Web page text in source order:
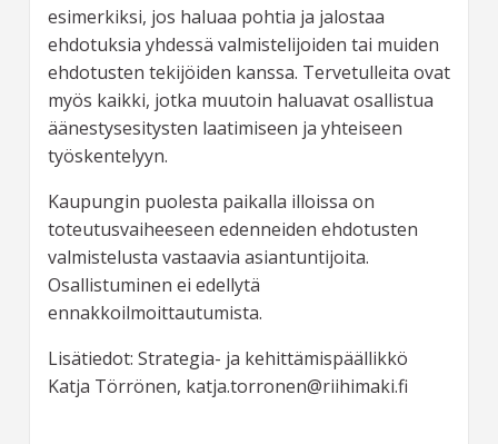
esimerkiksi, jos haluaa pohtia ja jalostaa
ehdotuksia yhdessä valmistelijoiden tai muiden
ehdotusten tekijöiden kanssa. Tervetulleita ovat
myös kaikki, jotka muutoin haluavat osallistua
äänestysesitysten laatimiseen ja yhteiseen
työskentelyyn.
Kaupungin puolesta paikalla illoissa on
toteutusvaiheeseen edenneiden ehdotusten
valmistelusta vastaavia asiantuntijoita.
Osallistuminen ei edellytä
ennakkoilmoittautumista.
Lisätiedot: Strategia- ja kehittämispäällikkö
Katja Törrönen, katja.torronen@riihimaki.fi